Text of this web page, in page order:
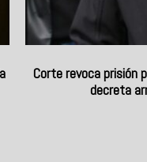
Corte revoca prisión
decreta